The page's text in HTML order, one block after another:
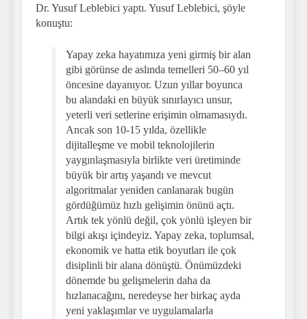
Dr. Yusuf Leblebici yaptı. Yusuf Leblebici, şöyle
konuştu:
Yapay zeka hayatımıza yeni girmiş bir alan
gibi görünse de aslında temelleri 50–60 yıl
öncesine dayanıyor. Uzun yıllar boyunca
bu alandaki en büyük sınırlayıcı unsur,
yeterli veri setlerine erişimin olmamasıydı.
Ancak son 10-15 yılda, özellikle
dijitalleşme ve mobil teknolojilerin
yaygınlaşmasıyla birlikte veri üretiminde
büyük bir artış yaşandı ve mevcut
algoritmalar yeniden canlanarak bugün
gördüğümüz hızlı gelişimin önünü açtı.
Artık tek yönlü değil, çok yönlü işleyen bir
bilgi akışı içindeyiz. Yapay zeka, toplumsal,
ekonomik ve hatta etik boyutları ile çok
disiplinli bir alana dönüştü. Önümüzdeki
dönemde bu gelişmelerin daha da
hızlanacağını, neredeyse her birkaç ayda
yeni yaklaşımlar ve uygulamalarla